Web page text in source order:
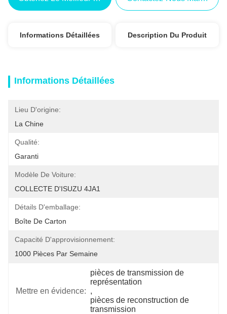
Informations Détaillées Description Du Produit
Informations Détaillées
Lieu D'origine:
La Chine
Qualité:
Garanti
Modèle De Voiture:
COLLECTE D'ISUZU 4JA1
Détails D'emballage:
Boîte De Carton
Capacité D'approvisionnement:
1000 Pièces Par Semaine
Mettre en évidence:
pièces de transmission de
représentation
,
pièces de reconstruction de
transmission